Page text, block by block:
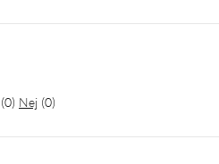
(0) Nej (0)